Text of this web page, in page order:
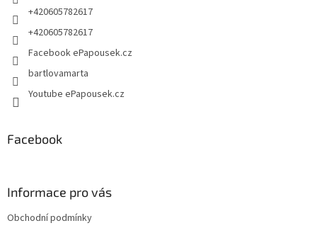
+420605782617
+420605782617
Facebook ePapousek.cz
bartlovamarta
Youtube ePapousek.cz
Facebook
Informace pro vás
Obchodní podmínky